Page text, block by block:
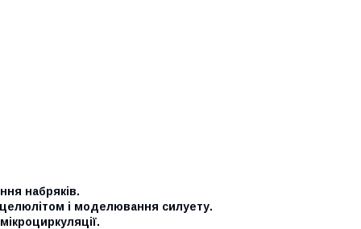
набряків.
і моделювання силуету.